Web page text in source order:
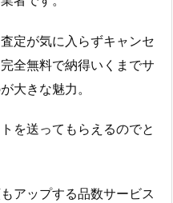
定が気に入らずキャンセ
全無料で納得いくまでサ
大きな魅力。
を送ってもらえるのでと
アップする品数サービス